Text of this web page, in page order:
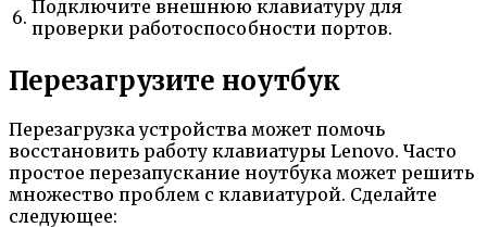
6. Подключите внешнюю клавиатуру для
проверки работоспособности портов.
Перезагрузите ноутбук
Перезагрузка устройства может помочь
восстановить работу клавиатуры Lenovo. Часто
простое перезапускание ноутбука может решить
множество проблем с клавиатурой. Сделайте
следующее: